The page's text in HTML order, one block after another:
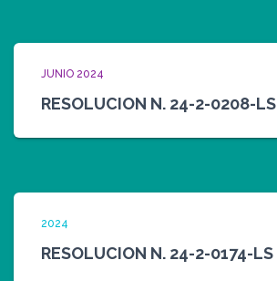
JUNIO 2024
RESOLUCION N. 24-2-0208-LS
2024
RESOLUCION N. 24-2-0174-LS